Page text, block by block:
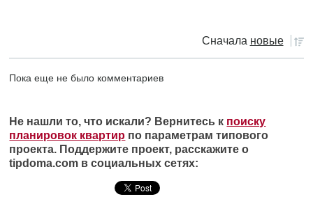
Сначала новые
Пока еще не было комментариев
Не нашли то, что искали? Вернитесь к поиску
планировок квартир по параметрам типового
проекта. Поддержите проект, расскажите о
tipdoma.com в социальных сетях: